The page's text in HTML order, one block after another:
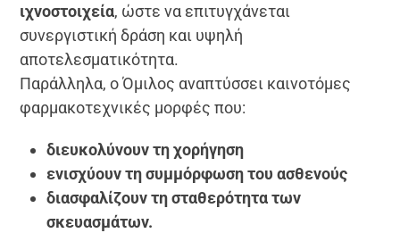
ιχνοστοιχεία, ώστε να επιτυγχάνεται
συνεργιστική δράση και υψηλή
αποτελεσματικότητα.
Παράλληλα, ο Όμιλος αναπτύσσει καινοτόμες
φαρμακοτεχνικές μορφές που:
διευκολύνουν τη χορήγηση
ενισχύουν τη συμμόρφωση του ασθενούς
διασφαλίζουν τη σταθερότητα των
σκευασμάτων.